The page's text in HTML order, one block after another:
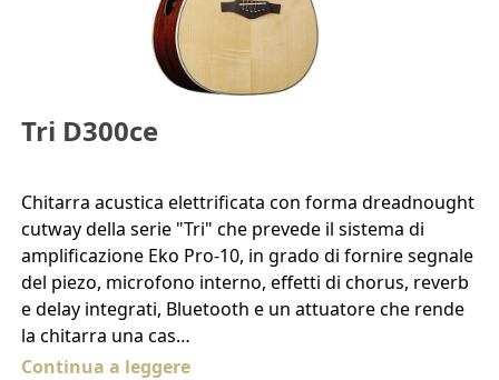
Tri D300ce
Chitarra acustica elettrificata con forma dreadnought
cutway della serie "Tri" che prevede il sistema di
amplificazione Eko Pro-10, in grado di fornire segnale
del piezo, microfono interno, effetti di chorus, reverb
e delay integrati, Bluetooth e un attuatore che rende
la chitarra una cas…
Continua a leggere